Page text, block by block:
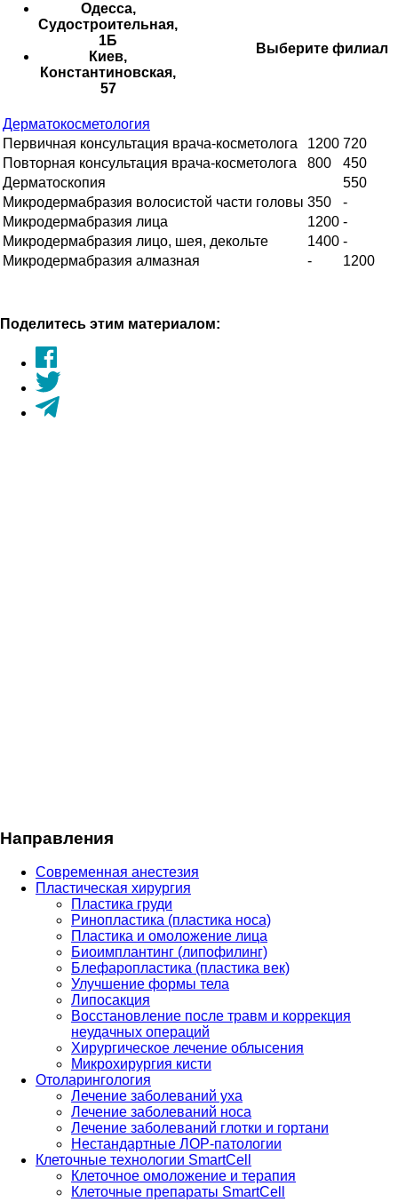
Одесса,
Судостроительная,
1Б
Киев,
Константиновская,
57
Выберите филиал
Дерматокосметология
Первичная консультация врача-косметолога
1200 720
Повторная консультация врача-косметолога
800
450
Дерматоскопия
550
Микродермабразия волосистой части головы 350
-
Микродермабразия лица
1200 -
Микродермабразия лицо, шея, декольте
1400 -
Микродермабразия алмазная
- 1200
Поделитесь этим материалом:
Направления
Современная анестезия
Пластическая хирургия
Пластика груди
Ринопластика (пластика носа)
Пластика и омоложение лица
Биоимплантинг (липофилинг)
Блефаропластика (пластика век)
Улучшение формы тела
Липосакция
Восстановление после травм и коррекция
неудачных операций
Хирургическое лечение облысения
Микрохирургия кисти
Отоларингология
Лечение заболеваний уха
Лечение заболеваний носа
Лечение заболеваний глотки и гортани
Нестандартные ЛОР-патологии
Клеточные технологии SmartCell
Клеточное омоложение и терапия
Клеточные препараты SmartCell